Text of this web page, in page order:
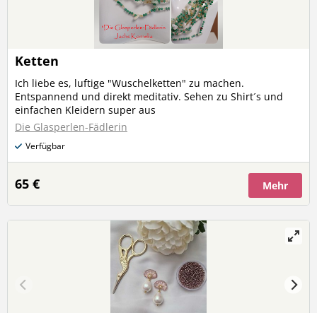
Ketten
Ich liebe es, luftige "Wuschelketten" zu machen.
Entspannend und direkt meditativ. Sehen zu Shirt´s und
einfachen Kleidern super aus
Die Glasperlen-Fädlerin
Verfügbar
65 € Mehr